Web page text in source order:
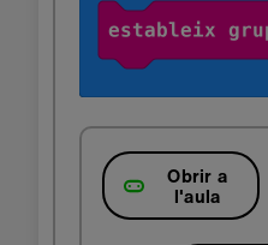
Obrir a
l'aula